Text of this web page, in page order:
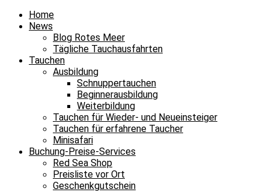
Home
News
Blog Rotes Meer
Tägliche Tauchausfahrten
Tauchen
Ausbildung
Schnuppertauchen
Beginnerausbildung
Weiterbildung
Tauchen für Wieder- und Neueinsteiger
Tauchen für erfahrene Taucher
Minisafari
Buchung-Preise-Services
Red Sea Shop
Preisliste vor Ort
Geschenkgutschein